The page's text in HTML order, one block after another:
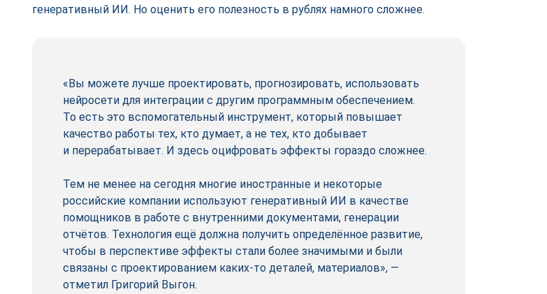
генеративный ИИ. Но оценить его полезность в руб­лях намного сложнее.
«Вы можете лучше проектировать, прогнозировать, использовать
нейросети для интеграции с другим программным обеспечением.
То есть это вспомогательный инструмент, который повышает
качество работы тех, кто думает, а не тех, кто добывает
и перерабатывает. И здесь оцифровать эффекты гораздо сложнее.
Тем не менее на сегодня многие иностранные и некоторые
российские компании используют генеративный ИИ в качестве
помощников в работе с внутренними документами, генерации
отчётов. Технология ещё должна получить определённое развитие,
чтобы в перспективе эффекты стали более значимыми и были
связаны с проектированием каких‑то деталей, материалов», —
отметил Григорий Выгон.